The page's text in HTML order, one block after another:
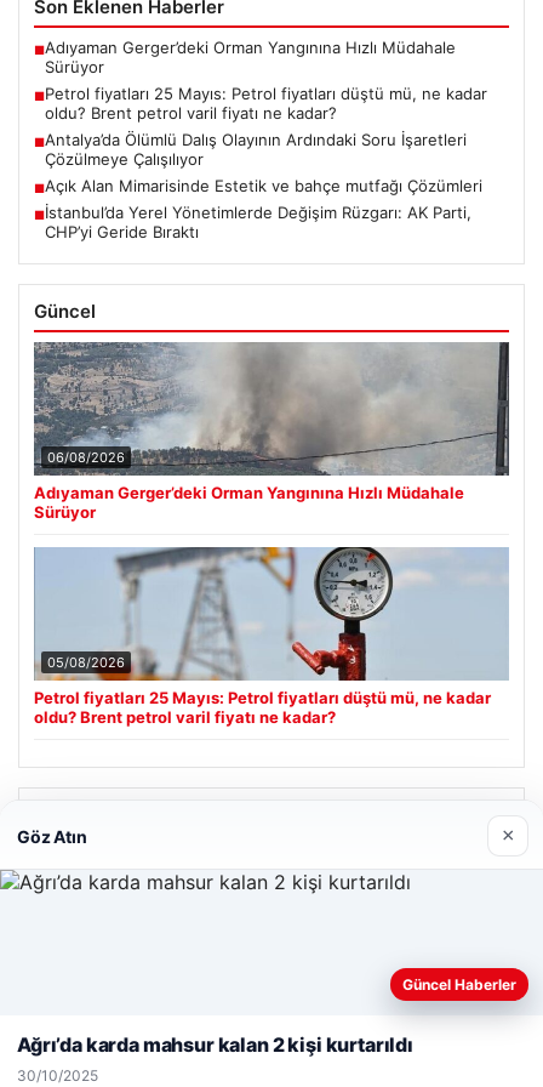
Son Eklenen Haberler
■Adıyaman Gerger’deki Orman Yangınına Hızlı Müdahale
Sürüyor
■Petrol fiyatları 25 Mayıs: Petrol fiyatları düştü mü, ne kadar
oldu? Brent petrol varil fiyatı ne kadar?
■Antalya’da Ölümlü Dalış Olayının Ardındaki Soru İşaretleri
Çözülmeye Çalışılıyor
■Açık Alan Mimarisinde Estetik ve bahçe mutfağı Çözümleri
■İstanbul’da Yerel Yönetimlerde Değişim Rüzgarı: AK Parti,
CHP’yi Geride Bıraktı
Güncel
06/08/2026
Adıyaman Gerger’deki Orman Yangınına Hızlı Müdahale
Sürüyor
05/08/2026
Petrol fiyatları 25 Mayıs: Petrol fiyatları düştü mü, ne kadar
oldu? Brent petrol varil fiyatı ne kadar?
Web sitemizi nasıl kullandığınızı daha iyi anlayabilmek,
deneyiminizi kişiselleştirmek ve geliştirmek amacıyla çerezler
Göz Atın ×
Güncel Haberler
Ağrı’da karda mahsur kalan 2 kişi kurtarıldı
30/10/2025